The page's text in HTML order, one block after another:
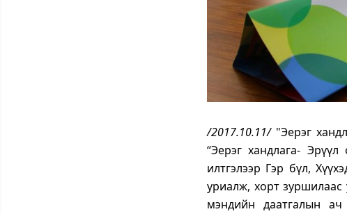
/2017.10.11/ "Эерэг
“Эерэг хандлага-
илтгэлээр Гэр бүл,
уриалж, хорт зуршилаас
мэндийн даатгалын ач